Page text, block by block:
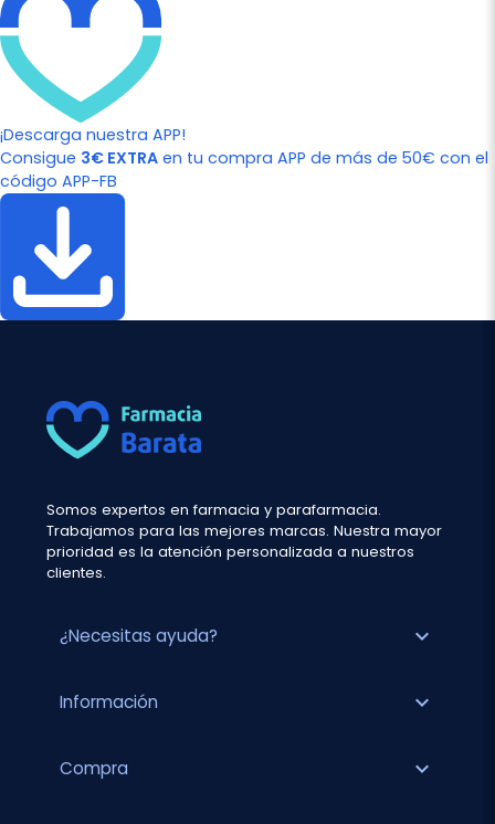
¡Descarga nuestra APP!
Consigue 3€ EXTRA en tu compra APP de más de 50€ con el
código APP-FB
Somos expertos en farmacia y parafarmacia.
Trabajamos para las mejores marcas. Nuestra mayor
prioridad es la atención personalizada a nuestros
clientes.
¿Necesitas ayuda? expand_more
Información expand_more
Compra expand_more